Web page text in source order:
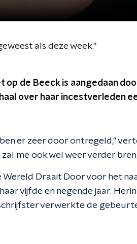
als deze week."
op de Beeck is aangedaan
over haar incestverleden
er zeer door ontregeld,"
me ook wel weer verder
Wereld Draait Door voor het
vijfde en negende jaar.
verwerkte de